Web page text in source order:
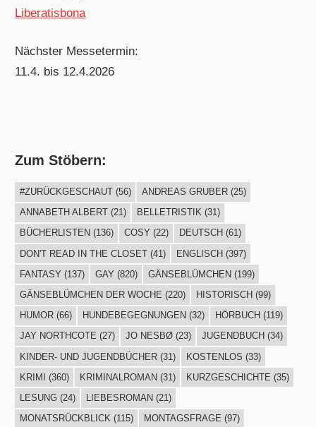
Liberatisbona
Nächster Messetermin:
11.4. bis 12.4.2026
Zum Stöbern:
#ZURÜCKGESCHAUT(56) ANDREAS GRUBER(25)
ANNABETH ALBERT(21) BELLETRISTIK(31)
BÜCHERLISTEN (136) COSY (22) DEUTSCH (61)
DON'T READ IN THE CLOSET(41) ENGLISCH(397)
FANTASY (137) GAY (820) GÄNSEBLÜMCHEN (199)
GÄNSEBLÜMCHEN DER WOCHE (220) HISTORISCH (99)
HUMOR(66) HUNDEBEGEGNUNGEN (32) HÖRBUCH (119)
JAY NORTHCOTE (27) JO NESBØ(23) JUGENDBUCH (34)
KINDER- UND JUGENDBÜCHER(31) KOSTENLOS (33)
KRIMI
(360) KRIMINALROMAN (31) KURZGESCHICHTE (35)
LESUNG(24) LIEBESROMAN (21)
MONATSRÜCKBLICK(115) MONTAGSFRAGE (97)